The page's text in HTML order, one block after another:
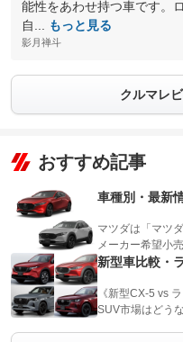
能性をあわせ持つ車です。
自...
もっと見る
影月禅斗
クルマレ
おすすめ記事
車種別・最新
マツダは「マツ
メーカー希望小
新型車比較・
《新型CX-5 vs
SUV市場はどう